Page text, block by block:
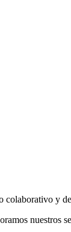
colaborativo y
nuestros